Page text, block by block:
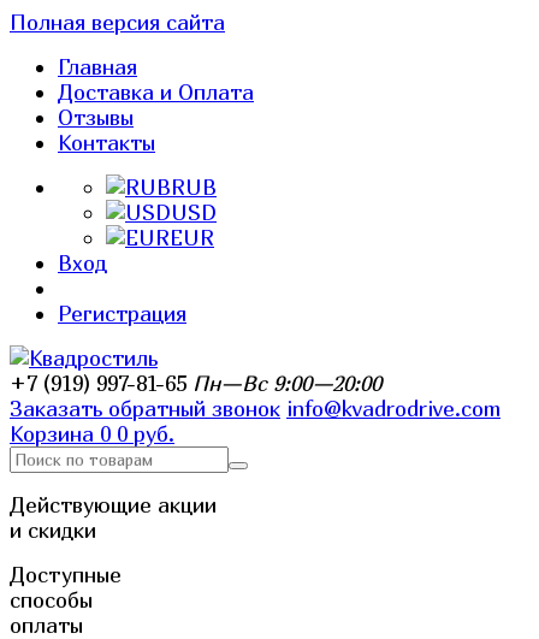
Полная версия сайта
Главная
Доставка и Оплата
Отзывы
Контакты
RUB
USD
EUR
Вход
Регистрация
+7 (919) 997-81-65 Пн—Вс 9:00—20:00
Заказать обратный звонок info@kvadrodrive.com
Корзина 0 0 руб.
Действующие акции
и скидки
Доступные
способы
оплаты